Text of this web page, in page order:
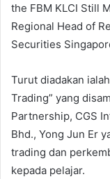
the FBM KLCI Still
Regional Head of
Securities
Turut diadakan
Trading” yang
Partnership, CGS
Bhd., Yong Jun Er
trading dan
kepada pelajar.